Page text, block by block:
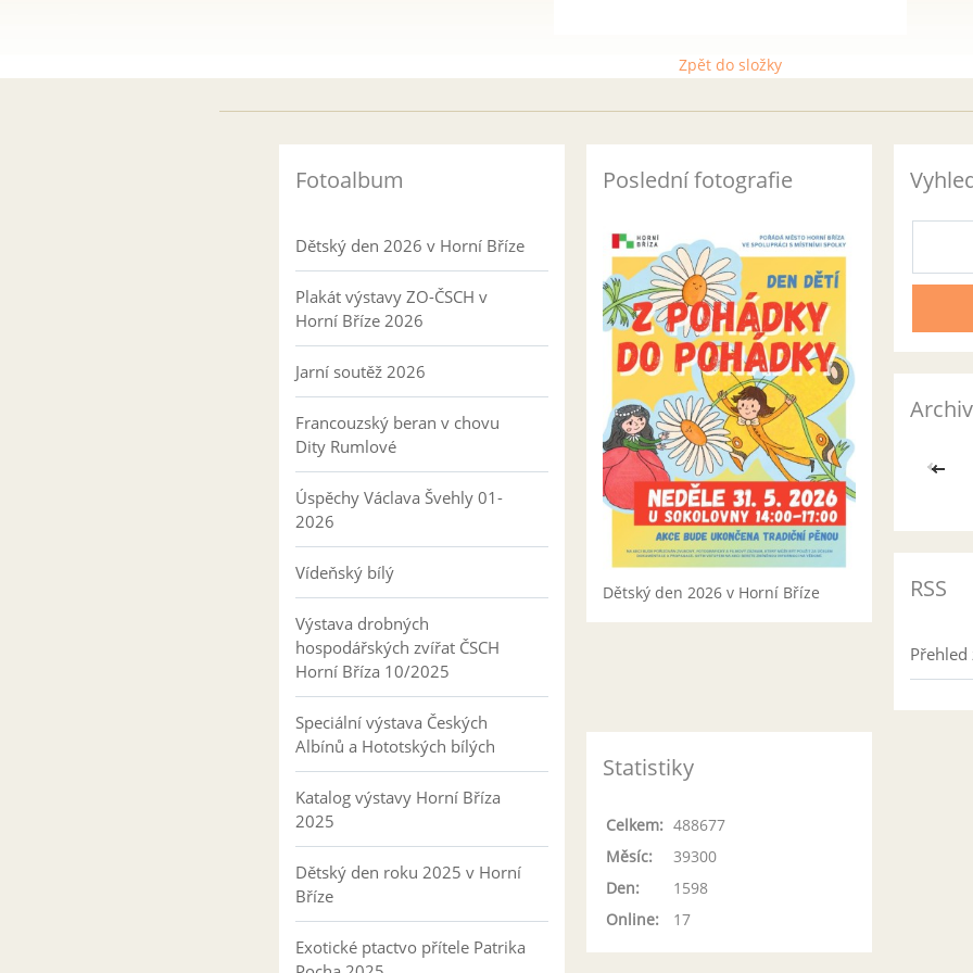
Zpět do složky
Fotoalbum
Dětský den 2026 v Horní Bříze
Plakát výstavy ZO-ČSCH v
Horní Bříze 2026
Jarní soutěž 2026
Francouzský beran v chovu
Dity Rumlové
Úspěchy Václava Švehly 01-
2026
Vídeňský bílý
Výstava drobných
hospodářských zvířat ČSCH
Horní Bříza 10/2025
Speciální výstava Českých
Albínů a Hototských bílých
Katalog výstavy Horní Bříza
2025
Dětský den roku 2025 v Horní
Bříze
Exotické ptactvo přítele Patrika
Poslední fotografie
Dětský den 2026 v Horní Bříze
Archiv
<<
RSS
Statistiky
Online: 17
Celkem: 488677
Měsíc:
39300
Den:
1598